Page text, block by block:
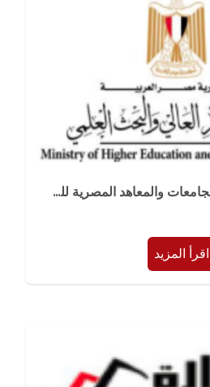
التقدم للدراسة فى الجامعات والمعاهد المصرية للطلاب الوافدين للعام الجامعى 2021/2022 - المرحلة الجامعية الأولى (مبادرة ادرس فى مصر)
اقرأ المزيد